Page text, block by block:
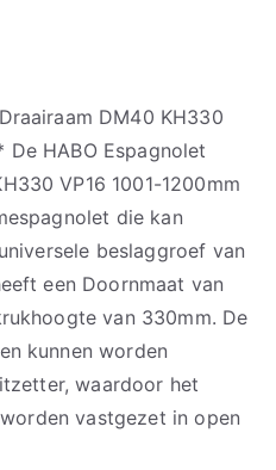
DM40 KH330
De HABO Espagnolet
VP16 1001-1200mm
die kan
beslaggroef van
een Doornmaat van
van 330mm. De
kunnen worden
waardoor het
vastgezet in open